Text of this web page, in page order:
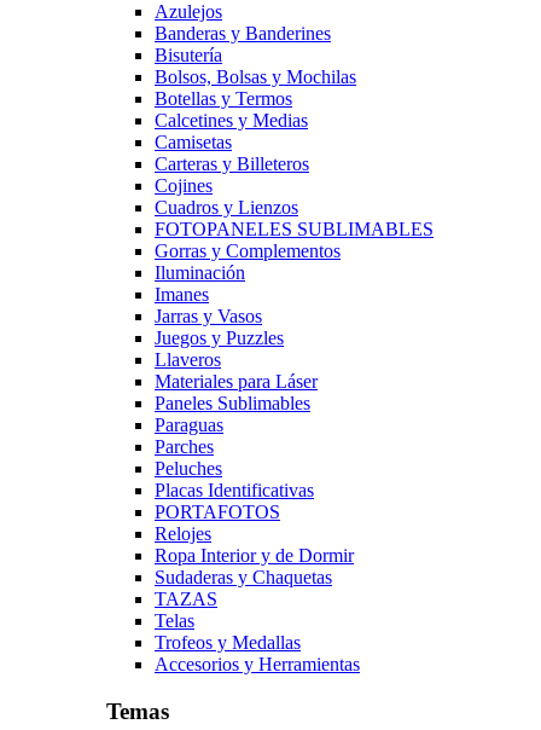
Azulejos
Banderas y Banderines
Bisutería
Bolsos, Bolsas y Mochilas
Botellas y Termos
Calcetines y Medias
Camisetas
Carteras y Billeteros
Cojines
Cuadros y Lienzos
FOTOPANELES SUBLIMABLES
Gorras y Complementos
Iluminación
Imanes
Jarras y Vasos
Juegos y Puzzles
Llaveros
Materiales para Láser
Paneles Sublimables
Paraguas
Parches
Peluches
Placas Identificativas
PORTAFOTOS
Relojes
Ropa Interior y de Dormir
Sudaderas y Chaquetas
TAZAS
Telas
Trofeos y Medallas
Accesorios y Herramientas
Temas